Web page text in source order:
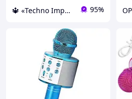
🔱 «Techno Imperia» Компетентность! Качество товара! Быстрая отправка! ✅ 95%